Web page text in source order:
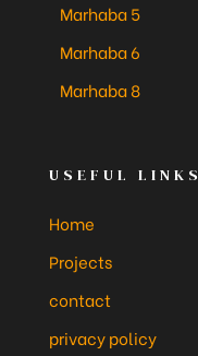
Marhaba 5
Marhaba 6
Marhaba 8
USEFUL LINKS
Home
Projects
contact
privacy policy